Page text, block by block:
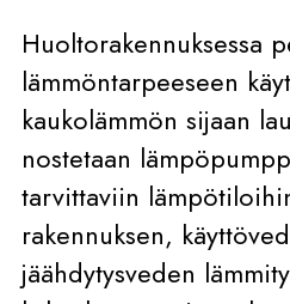
Huoltorakennuksessa
lämmöntarpeeseen
kaukolämmön sijaan
nostetaan
tarvittaviin
rakennuksen,
jäähdytysveden